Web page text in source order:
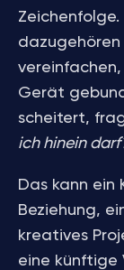
Zeichenfolge.
dazugehören
Gerät
scheitert,
ich hinein
Das kann ein
Beziehung,
kreatives
eine künftige